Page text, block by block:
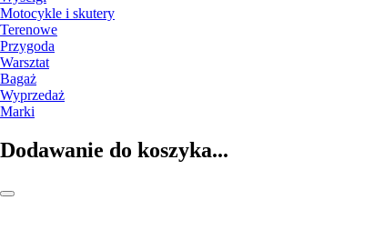
Motocykle i skutery
Terenowe
Przygoda
Warsztat
Bagaż
Wyprzedaż
Marki
Dodawanie do koszyka...